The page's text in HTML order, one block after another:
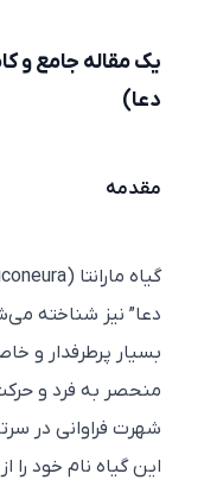
یک مقاله جامع و کامل
دعا)
مقدمه
دعا” نیز شناخته می‌شود،
بسیار پرطرفدار و خاص
منحصر به فرد و حرکت
شهرت فراوانی در سرتاسر
این گیاه نام خود را